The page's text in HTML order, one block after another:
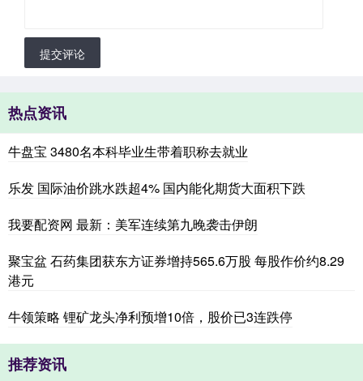
提交评论
热点资讯
牛盘宝 3480名本科毕业生带着职称去就业
乐发 国际油价跳水跌超4% 国内能化期货大面积下跌
我要配资网 最新：美军连续第九晚袭击伊朗
聚宝盆 石药集团获东方证券增持565.6万股 每股作价约8.29
港元
牛领策略 锂矿龙头净利预增10倍，股价已3连跌停
推荐资讯